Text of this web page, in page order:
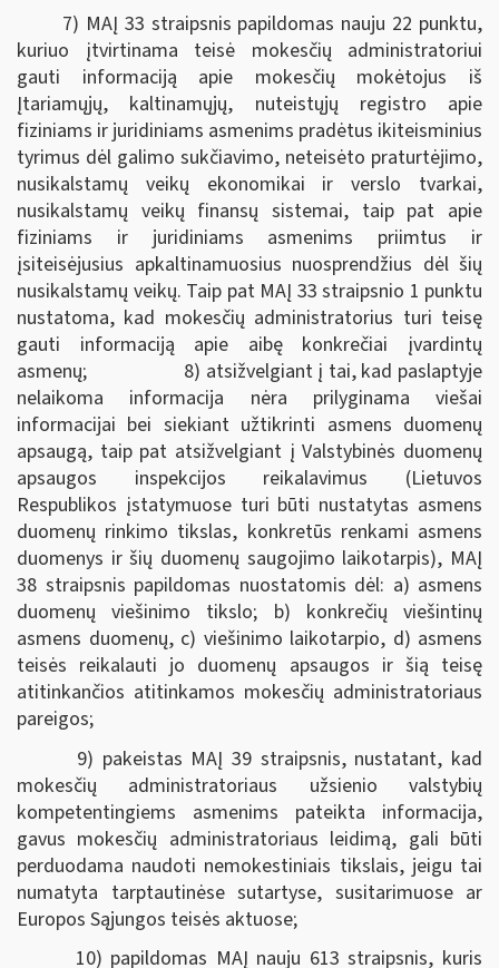
7) MAĮ 33 straipsnis papildomas nauju 22 punktu,
kuriuo įtvirtinama teisė mokesčių administratoriui
gauti informaciją apie mokesčių mokėtojus iš
Įtariamųjų, kaltinamųjų, nuteistųjų registro apie
fiziniams ir juridiniams asmenims pradėtus ikiteisminius
tyrimus dėl galimo sukčiavimo, neteisėto praturtėjimo,
nusikalstamų veikų ekonomikai ir verslo tvarkai,
nusikalstamų veikų finansų sistemai, taip pat apie
fiziniams ir juridiniams asmenims priimtus ir
įsiteisėjusius apkaltinamuosius nuosprendžius dėl šių
nusikalstamų veikų. Taip pat MAĮ 33 straipsnio 1 punktu
nustatoma, kad mokesčių administratorius turi teisę
gauti informaciją apie aibę konkrečiai įvardintų
asmenų; 8) atsižvelgiant į tai, kad paslaptyje
nelaikoma informacija nėra prilyginama viešai
informacijai bei siekiant užtikrinti asmens duomenų
apsaugą, taip pat atsižvelgiant į Valstybinės duomenų
apsaugos inspekcijos reikalavimus (Lietuvos
Respublikos įstatymuose turi būti nustatytas asmens
duomenų rinkimo tikslas, konkretūs renkami asmens
duomenys ir šių duomenų saugojimo laikotarpis), MAĮ
38 straipsnis papildomas nuostatomis dėl: a) asmens
duomenų viešinimo tikslo; b) konkrečių viešintinų
asmens duomenų, c) viešinimo laikotarpio, d) asmens
teisės reikalauti jo duomenų apsaugos ir šią teisę
atitinkančios atitinkamos mokesčių administratoriaus
pareigos;
9) pakeistas MAĮ 39 straipsnis, nustatant, kad
mokesčių administratoriaus užsienio valstybių
kompetentingiems asmenims pateikta informacija,
gavus mokesčių administratoriaus leidimą, gali būti
perduodama naudoti nemokestiniais tikslais, jeigu tai
numatyta tarptautinėse sutartyse, susitarimuose ar
Europos Sąjungos teisės aktuose;
10) papildomas MAĮ nauju 613 straipsnis, kuris